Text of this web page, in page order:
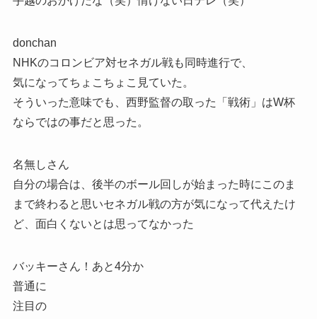
donchan
NHKのコロンビア対セネガル戦も同時進行で、
気になってちょこちょこ見ていた。
そういった意味でも、西野監督の取った「戦術」はW杯
ならではの事だと思った。
名無しさん
自分の場合は、後半のボール回しが始まった時にこのま
まで終わると思いセネガル戦の方が気になって代えたけ
ど、面白くないとは思ってなかった
バッキーさん！あと4分か
普通に
注目の